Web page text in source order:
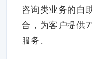
咨询类业务的自
合，为客户提供
服务。